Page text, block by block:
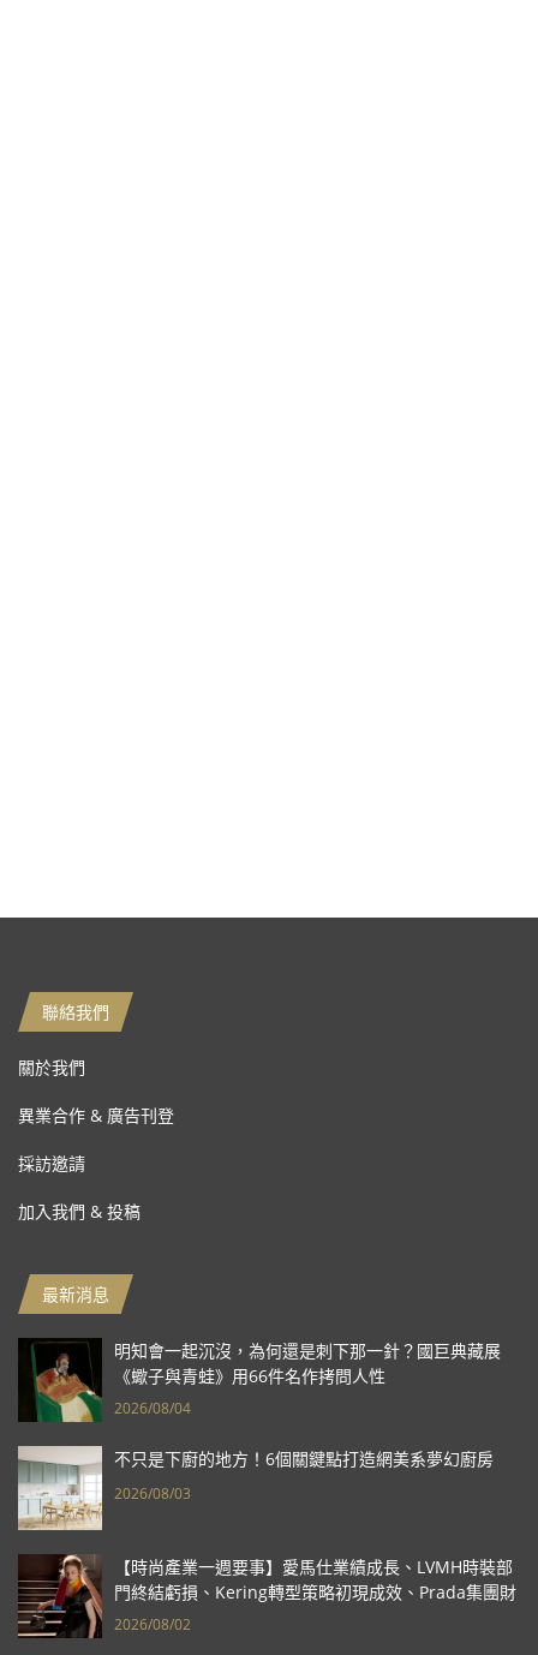
聯絡我們
關於我們
異業合作 & 廣告刊登
採訪邀請
加入我們 & 投稿
最新消息
明知會一起沉沒，為何還是刺下那一針？國巨典藏展
《蠍子與青蛙》用66件名作拷問人性
2026/08/04
不只是下廚的地方！6個關鍵點打造網美系夢幻廚房
2026/08/03
【時尚產業一週要事】愛馬仕業績成長、LVMH時裝部
門終結虧損、Kering轉型策略初現成效、Prada集團財
報亮眼
2026/08/02